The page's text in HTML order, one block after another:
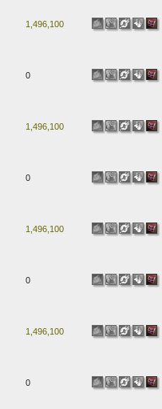
1,496,100
0
1,496,100
0
1,496,100
0
1,496,100
0